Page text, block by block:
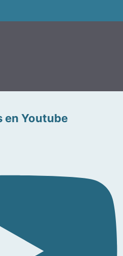
en Youtube